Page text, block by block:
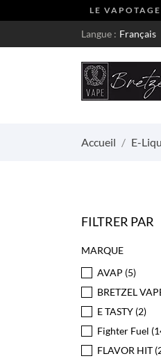
LE
Langue : Français
Accueil E-
FILTRER PAR
MARQUE
AVAP (5)
BRETZEL
E TASTY (2)
Fighter Fuel
FLAVOR HIT